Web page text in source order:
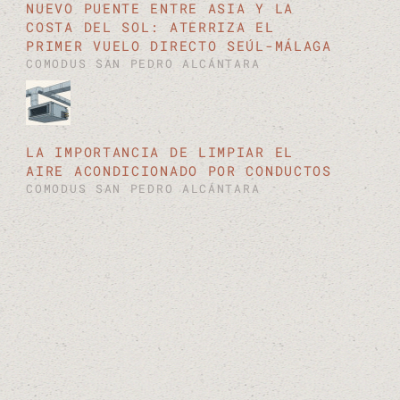
NUEVO PUENTE ENTRE ASIA Y LA
COSTA DEL SOL: ATERRIZA EL
PRIMER VUELO DIRECTO SEÚL-MÁLAGA
COMODUS SAN PEDRO ALCÁNTARA
LA IMPORTANCIA DE LIMPIAR EL
AIRE ACONDICIONADO POR CONDUCTOS
COMODUS SAN PEDRO ALCÁNTARA